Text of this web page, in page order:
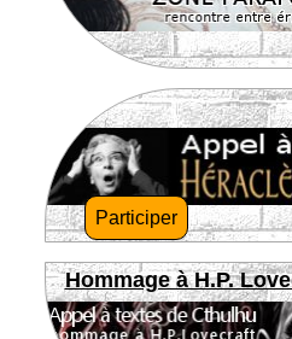
Participer
Hommage à H.P.